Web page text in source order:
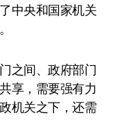
中央和国家机关
之间、政府部门
享，需要强有力
机关之下，还需